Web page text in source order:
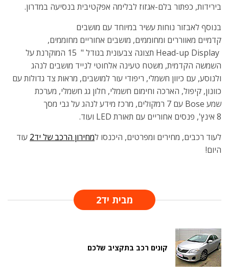
בירידות, כפתור בלם-אגזוז לבלימה אפקטיבית בנסיעה במדרון.
בנוסף לאבזור נוחות עשיר במיוחד עם מושבים
קדמיים מאווררים ומחוממים, מושבים אחוריים מחוממים,
Head-up Display תצוגה צבעונית בגודל " 15 המוקרנת על
השמשה הקדמית, משטח טעינה אלחוטי לנייד מושבים לנהג
ולנוסע, עם כיוון חשמלי, ריפודי עור למושבים, מראות צד גדולות עם
כוונון, קיפול, הארכה וחימום חשמלי, חלון גג חשמלי, מערכת
שמע Bose עם 7 רמקולים, מרכז מידע לנהג על גבי מסך
8 אינץ', פנסים אחוריים עם תאורת LED ועוד.
לעוד רכבים, מחירים ומפרטים, היכנסו למחירון הרכב של יד2
עוד
היום!
מבית יד2
קונים רכב בתקציב שלכם